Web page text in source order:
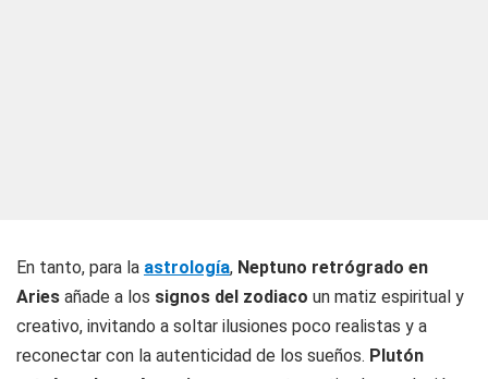
En tanto, para la astrología, Neptuno retrógrado en
Aries añade a los signos del zodiaco un matiz espiritual y
creativo, invitando a soltar ilusiones poco realistas y a
reconectar con la autenticidad de los sueños. Plutón